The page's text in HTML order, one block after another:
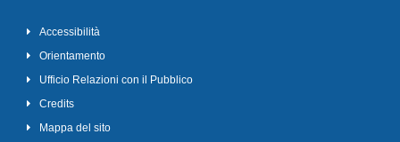
Accessibilità
Orientamento
Ufficio Relazioni con il Pubblico
Credits
Mappa del sito